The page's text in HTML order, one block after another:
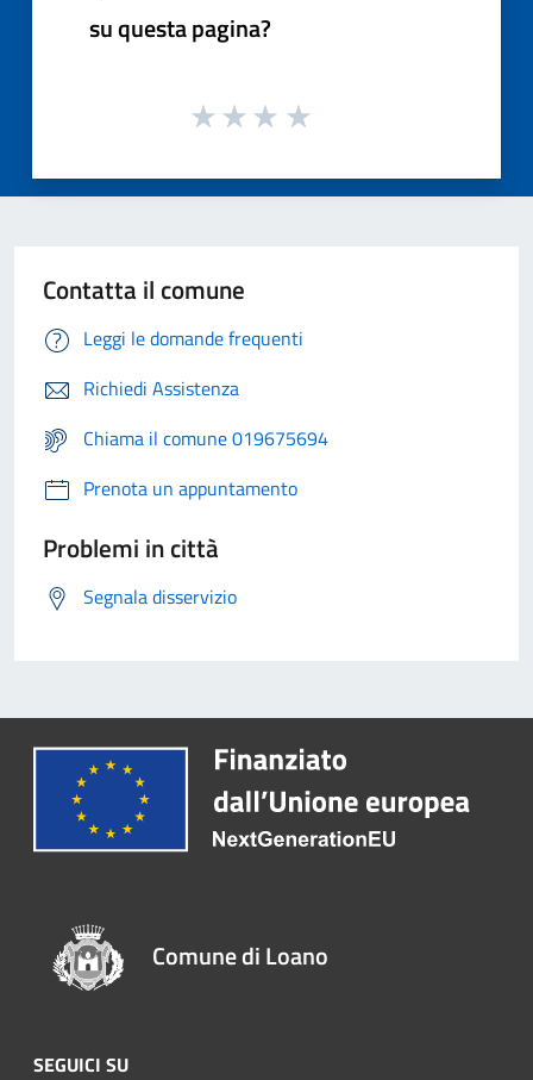
su questa pagina?
Contatta il comune
Leggi le domande frequenti
Richiedi Assistenza
Chiama il comune 019675694
Prenota un appuntamento
Problemi in città
Segnala disservizio
Comune di Loano
SEGUICI SU